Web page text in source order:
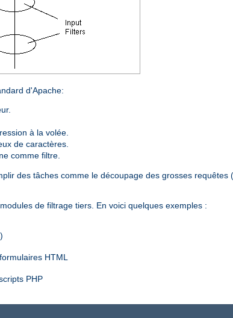
d'Apache:
à la volée.
de caractères.
comme filtre.
des tâches comme le découpage des grosses
de filtrage tiers. En voici quelques exemples :
HTML
PHP